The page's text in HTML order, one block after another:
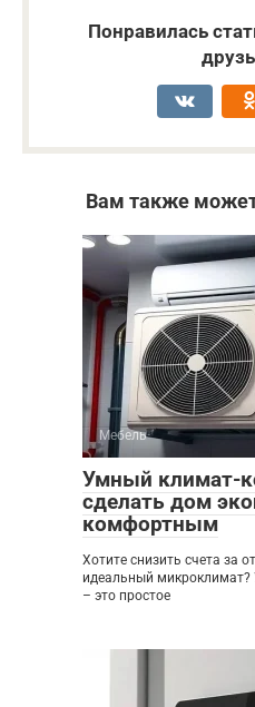
Понравилась
Вам также
Мебель
Умный климат-
сделать дом
комфортным
Хотите снизить счета за
идеальный
– это простое